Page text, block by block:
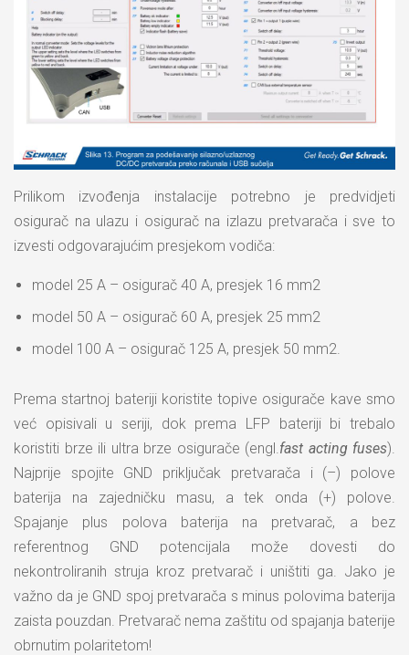
Prilikom izvođenja instalacije potrebno je predvidjeti
osigurač na ulazu i osigurač na izlazu pretvarača i sve to
izvesti odgovarajućim presjekom vodiča:
model 25 A – osigurač 40 A, presjek 16 mm2
model 50 A – osigurač 60 A, presjek 25 mm2
model 100 A – osigurač 125 A, presjek 50 mm2.
Prema startnoj bateriji koristite topive osigurače kave smo
već opisivali u seriji, dok prema LFP bateriji bi trebalo
koristiti brze ili ultra brze osigurače (engl. fast acting fuses).
Najprije spojite GND priključak pretvarača i (–) polove
baterija na zajedničku masu, a tek onda (+) polove.
Spajanje plus polova baterija na pretvarač, a bez
referentnog GND potencijala može dovesti do
nekontroliranih struja kroz pretvarač i uništiti ga. Jako je
važno da je GND spoj pretvarača s minus polovima baterija
zaista pouzdan. Pretvarač nema zaštitu od spajanja baterije
obrnutim polaritetom!